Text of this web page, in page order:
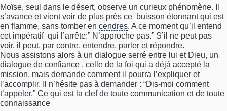
Moïse, seul dans le désert, observe un curieux phénomène. Il
s’avance et vient voir de plus près ce buisson étonnant qui est
en flamme, sans tomber en cendres. A ce moment qu’il entend
cet impératif qui l’arrête:” N’approche pas.” S’il ne peut pas
voir, il peut, par contre, entendre, parler et répondre.
Nous assistons alors à un dialogue serré entre lui et Dieu, un
dialogue de confiance , celle de la foi qui a déjà accepté la
mission, mais demande comment il pourra l’expliquer et
l’accomplir. Il n’hésite pas à demander : “Dis-moi comment
t’appeler.” Ce qui est la clef de toute communication et de toute
connaissance